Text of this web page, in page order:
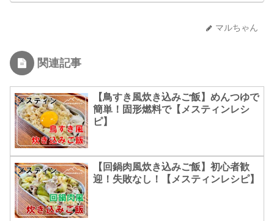
マルちゃん
関連記事
【鳥すき風炊き込みご飯】めんつゆで
簡単！固形燃料で【メスティンレシ
ピ】
【回鍋肉風炊き込みご飯】初心者歓
迎！失敗なし！【メスティンレシピ】